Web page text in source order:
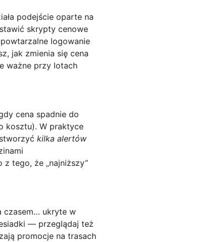
podejście oparte na
skrypty cenowe
logowanie
jak zmienia się cena
ważne przy lotach
cena spadnie do
kosztu). W praktyce
kilka alertów
tego, że „najniższy”
czasem… ukryte w
— przeglądaj też
promocje na trasach